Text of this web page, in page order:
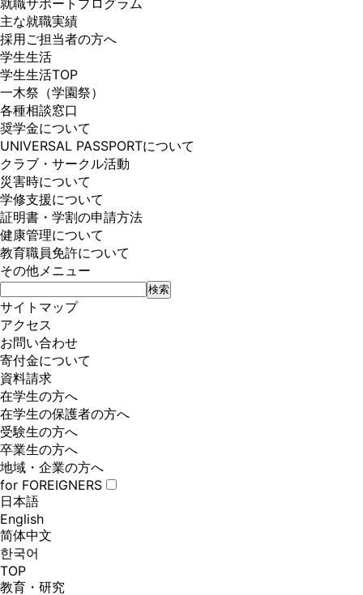
就職サポートプログラム
主な就職実績
採用ご担当者の方へ
学生生活
学生生活TOP
一木祭（学園祭）
各種相談窓口
奨学金について
UNIVERSAL PASSPORTについて
クラブ・サークル活動
災害時について
学修支援について
証明書・学割の申請方法
健康管理について
教育職員免許について
その他メニュー
サイトマップ
アクセス
お問い合わせ
寄付金について
資料請求
在学生の方へ
在学生の保護者の方へ
受験生の方へ
卒業生の方へ
地域・企業の方へ
for FOREIGNERS
日本語
English
简体中文
한국어
TOP
教育・研究